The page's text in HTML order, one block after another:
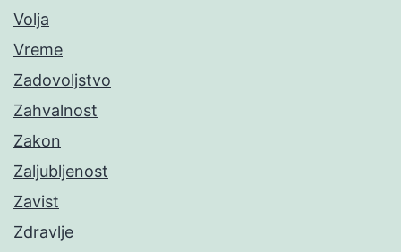
Volja
Vreme
Zadovoljstvo
Zahvalnost
Zakon
Zaljubljenost
Zavist
Zdravlje